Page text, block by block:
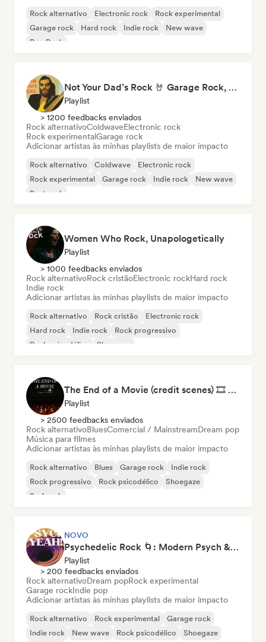
Rock alternativo Electronic rock
Rock experimental
Garage rock
Hard rock Indie rock
New wave
Pop Punk
Not Your Dad’s Rock 🤘 Garage Rock, Alt-Rock & Indie Anthems
Playlist
> 1200 feedbacks enviados
Rock alternativoColdwaveElectronic rock
Rock experimentalGarage rock
Adicionar artistas às minhas playlists de maior impacto
Rock alternativo Coldwave
Electronic rock
Rock experimental
Garage rock Indie rock
New wave
Post rock
Women Who Rock, Unapologetically
Playlist
> 1000 feedbacks enviados
Rock alternativoRock cristãoElectronic rockHard rock
Indie rock
Adicionar artistas às minhas playlists de maior impacto
Rock alternativo Rock cristão
Electronic rock
Hard rock
Indie rock
Rock progressivo
Rock psicodélico
Shoegaze
The End of a Movie (credit scenes) 🎞️ Cinematic Dream Pop & Bedroom Indie
Playlist
> 2500 feedbacks enviados
Rock alternativoBluesComercial / MainstreamDream pop
Música para filmes
Adicionar artistas às minhas playlists de maior impacto
Rock alternativo Blues Garage rock
Indie rock
Rock progressivo
Rock psicodélico
Shoegaze
Surf rock
NOVO
Psychedelic Rock 🌀: Modern Psych & Turkish Vibes
Playlist
> 200 feedbacks enviados
Rock alternativoDream popRock experimental
Garage rockIndie pop
Adicionar artistas às minhas playlists de maior impacto
Rock alternativo Rock experimental
Garage rock
Indie rock
New wave Rock psicodélico
Shoegaze